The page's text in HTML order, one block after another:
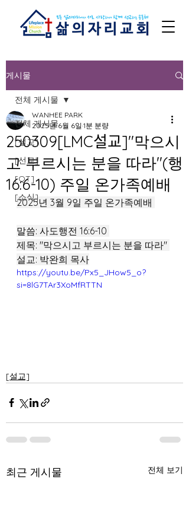
게시물
전체 게시물
[설교]
[선교]
[QT]
[소식]
전체 게시물
250309[LMC설교]"막으시
고 부르시는 분을 따라"(행
16:6-10) 주일 온가족예배
WANHEE PARK
2025년 6월 6일 1분 분량
2025년 3월 9일 주일 온가족예배
말씀: 사도행전 16:6-10
제목: "막으시고 부르시는 분을 따라"
설교: 박완희 목사
https://youtu.be/Px5_JHow5_o?
si=8lG7TAr3XoMfRTTN
[설교]
최근 게시물 전체 보기